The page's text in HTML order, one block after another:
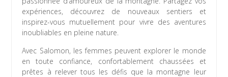
expériences, découvrez de nouveaux sentiers et
inspirez-vous mutuellement pour vivre des aventures
inoubliables en pleine nature.
Avec Salomon, les femmes peuvent explorer le monde
en toute confiance, confortablement chaussées et
prêtes à relever tous les défis que la montagne leur